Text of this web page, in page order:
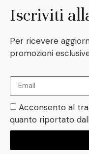
Iscriviti
Per ricevere
promozioni
Acconsento al
quanto riportato